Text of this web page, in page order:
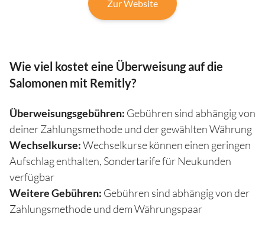
Zur Website
Wie viel kostet eine Überweisung auf die
Salomonen mit Remitly?
Überweisungsgebühren: Gebühren sind abhängig von
deiner Zahlungsmethode und der gewählten Währung
Wechselkurse:Wechselkurse können einen geringen
Aufschlag enthalten, Sondertarife für Neukunden
verfügbar
Weitere Gebühren: Gebühren sind abhängig von der
Zahlungsmethode und dem Währungspaar